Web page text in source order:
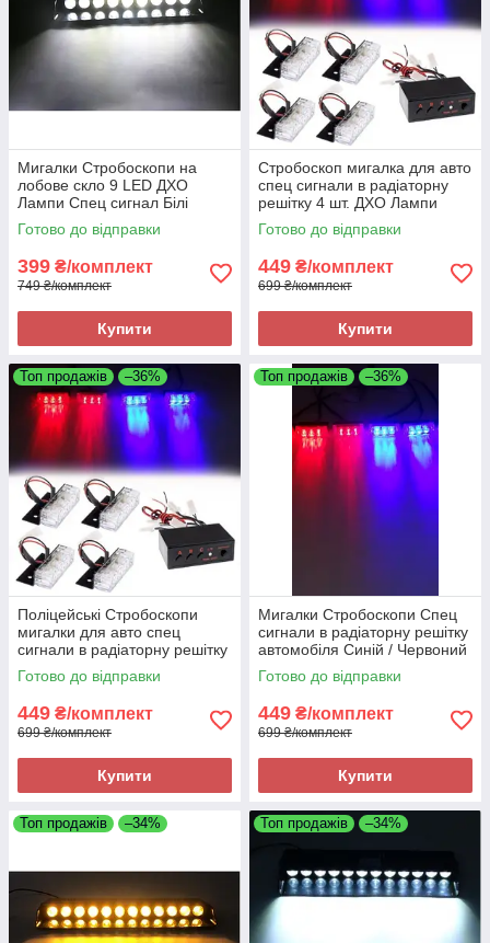
Мигалки Стробоскопи на
лобове скло 9 LED ДХО
Лампи Спец сигнал Білі
Готово до відправки
399 ₴/комплект
749 ₴/комплект
Купити
Стробоскоп мигалка для авто
спец сигнали в радіаторну
решітку 4 шт. ДХО Лампи
Синій + Червоний
Готово до відправки
449 ₴/комплект
699 ₴/комплект
Купити
Топ продажів –36%
Поліцейські Стробоскопи
мигалки для авто спец
сигнали в радіаторну решітку
4 шт. ДХО Лампи Синій +
Червоний
Готово до відправки
449 ₴/комплект
699 ₴/комплект
Купити
Топ продажів –36%
Мигалки Стробоскопи Спец
сигнали в радіаторну решітку
автомобіля Синій / Червоний
колір
Готово до відправки
449 ₴/комплект
699 ₴/комплект
Купити
Топ продажів –34% Топ продажів –34%